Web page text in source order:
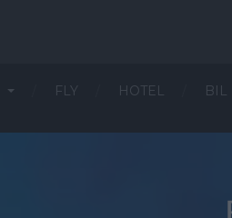
FLY HOTEL BIL